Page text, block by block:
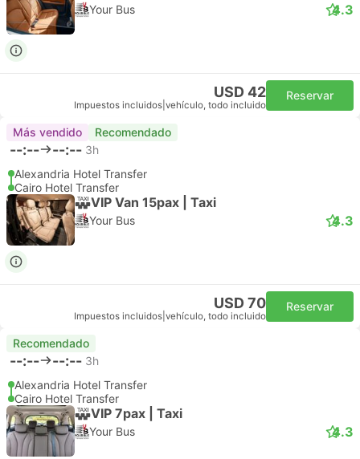
Your Bus 4.3
USD 42
Impuestos incluidos vehículo, todo incluido
Reservar
Más vendido Recomendado
--:-- --:-- 3h
Alexandria Hotel Transfer
Cairo Hotel Transfer
VIP Van 15pax | Taxi
Your Bus 4.3
USD 70
Impuestos incluidos vehículo, todo incluido
Reservar
Recomendado
--:-- --:-- 3h
Alexandria Hotel Transfer
Cairo Hotel Transfer
VIP 7pax | Taxi
Your Bus 4.3